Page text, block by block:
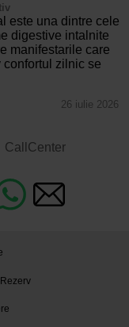
este una dintre cele
digestive intalnite
manifestarile care
confortul zilnic se
26 iulie 2026
CallCenter